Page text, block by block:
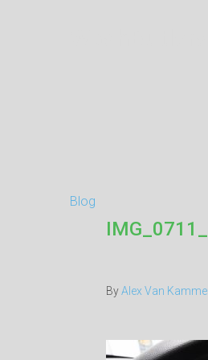
Blog
ByAlex Van